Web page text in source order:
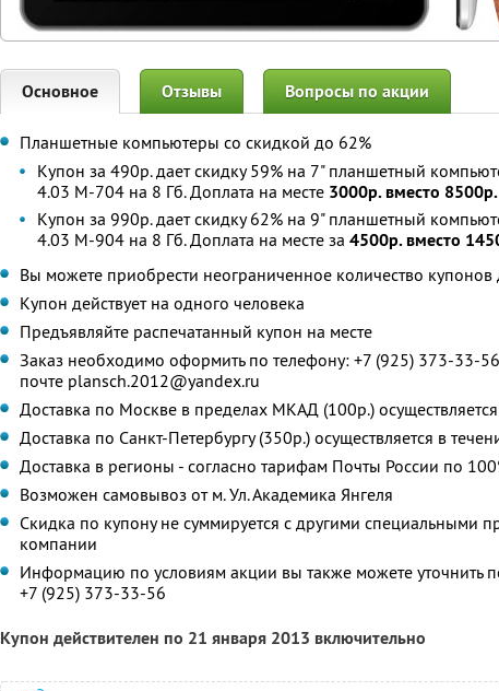
Основное Отзывы Вопросы по акции
Планшетные компьютеры со скидкой до 62%
Купон за 490р. дает скидку 59% на 7" планшетный
4.03 M-704 на 8 Гб. Доплата на месте 3000р. вместо 8500р.
Купон за 990р. дает скидку 62% на 9" планшетный
4.03 M-904 на 8 Гб. Доплата на месте за 4500р. вместо
Вы можете приобрести неограниченное количество
Купон действует на одного человека
Предъявляйте распечатанный купон на месте
Заказ необходимо оформить по телефону: +7 (925) 373-33-
почте plansch.2012@yandex.ru
Доставка по Москве в пределах МКАД (100р.)
Доставка по Санкт-Петербургу (350р.) осуществляется в
Доставка в регионы - согласно тарифам Почты России по
Возможен самовывоз от м. Ул. Академика Янгеля
Скидка по купону не суммируется с другими специальными
компании
Информацию по условиям акции вы также можете уточнить
+7 (925) 373-33-56
Купон действителен по 21 января 2013 включительно